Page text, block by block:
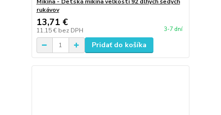
rukávov
13,71 €
11,15 € bez DPH 3-7 dní
Pridať do košíka